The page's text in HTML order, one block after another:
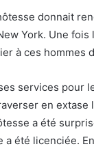
donnait
York. Une
à ces hommes
services pour
en
a été
été licenciée.